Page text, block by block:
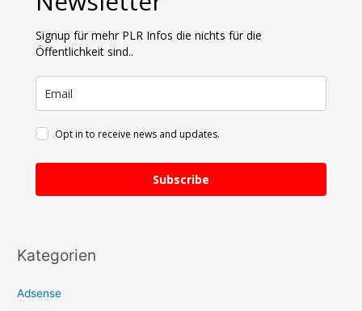
Signup für mehr PLR Infos die nichts für die
Öffentlichkeit sind..
Opt in to receive news and updates.
Subscribe
Kategorien
Adsense